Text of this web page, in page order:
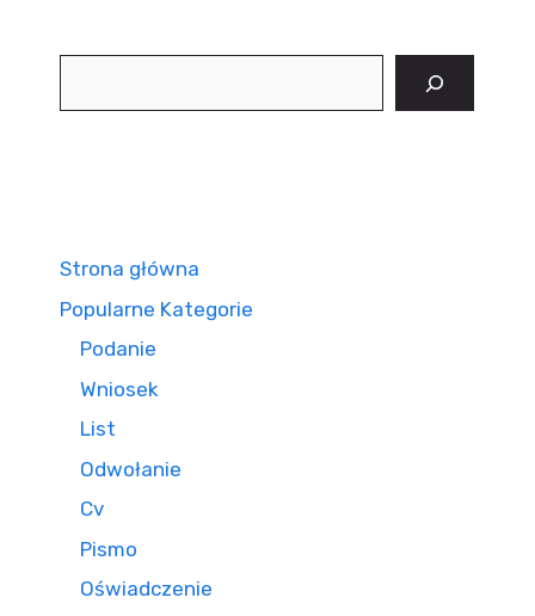
Strona główna
Popularne Kategorie
Podanie
Wniosek
List
Odwołanie
Cv
Pismo
Oświadczenie